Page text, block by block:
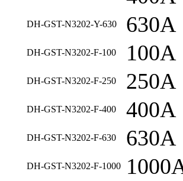
DH-GST-N3202-Y-630 630A
DH-GST-N3202-F-100 100A
DH-GST-N3202-F-250 250A
DH-GST-N3202-F-400 400A
DH-GST-N3202-F-630 630A
DH-GST-N3202-F-1000